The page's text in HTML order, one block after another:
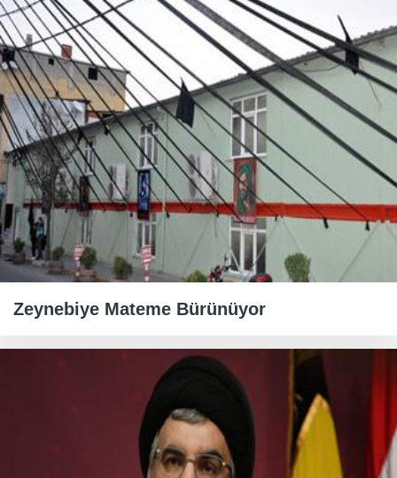
Zeynebiye Mateme Bürünüyor